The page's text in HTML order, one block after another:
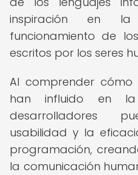
inspiración en
funcionamiento de
escritos por los seres
Al comprender cómo
han influido en la
desarrolladores
usabilidad y la
programación,
la comunicación